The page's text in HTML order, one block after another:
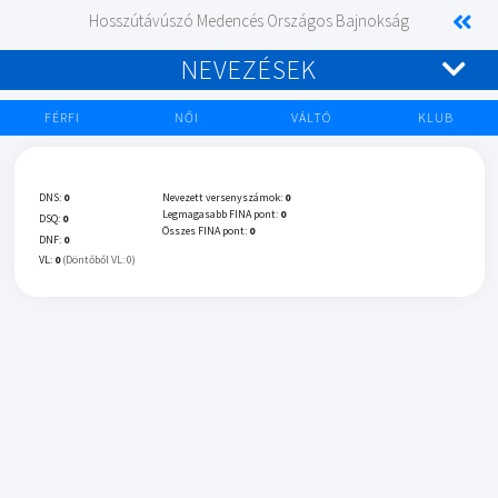
Hosszútávúszó Medencés Országos Bajnokság
NEVEZÉSEK
FÉRFI NŐI VÁLTÓ KLUB
DNS: 0
DSQ: 0
DNF: 0
VL: 0 (Döntőből VL: 0)
Nevezett versenyszámok: 0
Legmagasabb FINA pont: 0
Összes FINA pont: 0